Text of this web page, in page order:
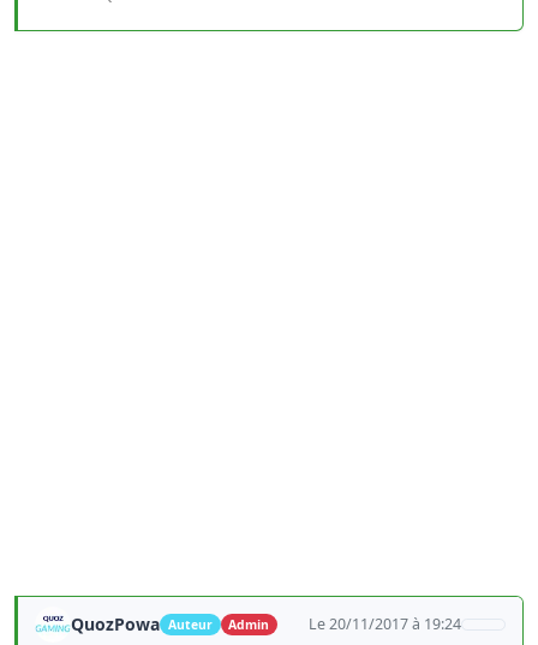
QuozPowa Auteur Admin Le 20/11/2017 à 19:24